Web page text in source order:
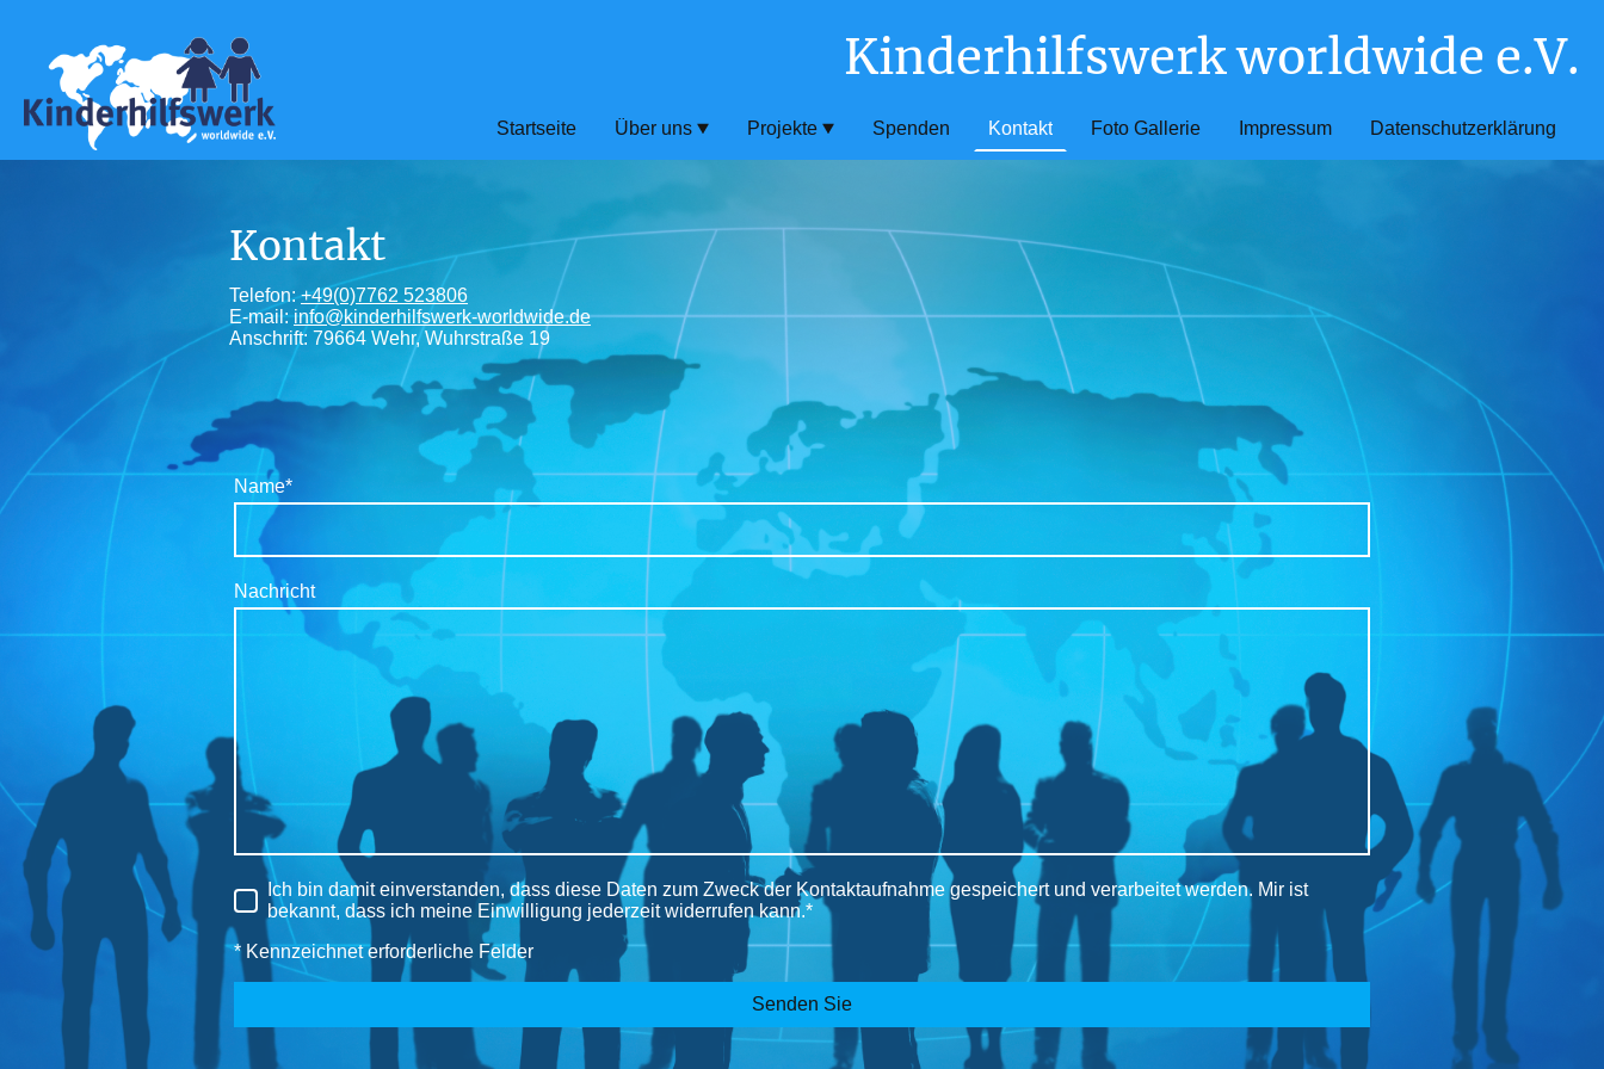
Kinderhilfswerk worldwide e.V.
Startseite Über uns Projekte Spenden Kontakt Foto Gallerie Impressum Datenschutzerklärung
Kontakt
Telefon:+49(0)7762 523806
E-mail: info@kinderhilfswerk-worldwide.de
Anschrift: 79664 Wehr, Wuhrstraße 19
Name*
Nachricht
Ich bin damit einverstanden, dass diese Daten zum Zweck der Kontaktaufnahme gespeichert und verarbeitet werden. Mir ist
bekannt, dass ich meine Einwilligung jederzeit widerrufen kann.*
* Kennzeichnet erforderliche Felder
Senden Sie